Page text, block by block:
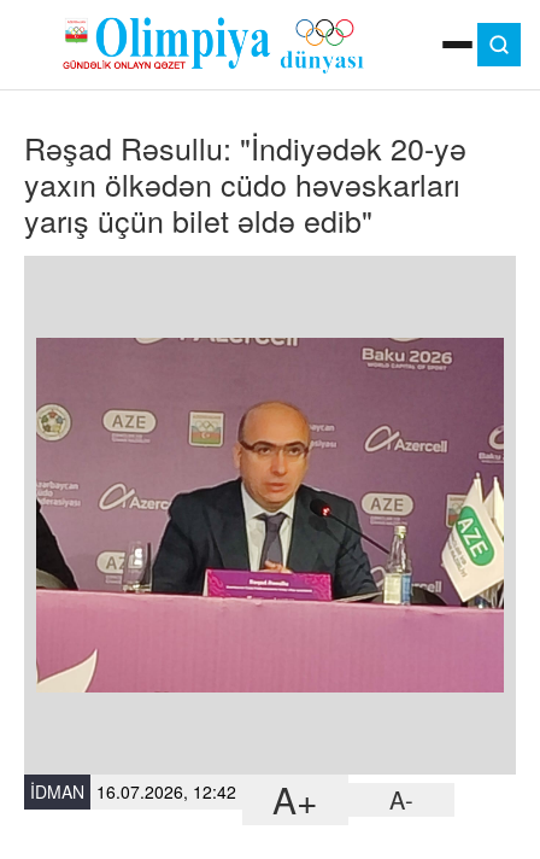
MOK
OLIMPIYA OYUNLARI
ÇAP VERSIYASI
TV
GÜNDƏM
VIDEO
DIGƏR
Rəşad Rəsullu: "İndiyədək 20-yə
yaxın ölkədən cüdo həvəskarları
yarış üçün bilet əldə edib"
İDMAN 16.07.2026, 12:42 A+ A-